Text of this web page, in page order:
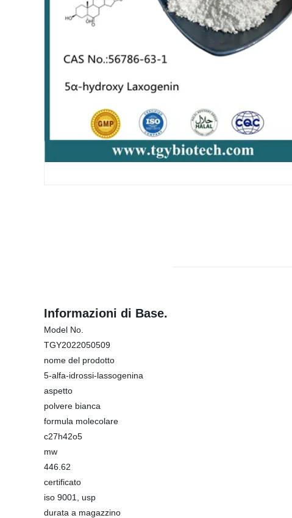
Informazioni di Base.
Model No.
TGY2022050509
nome del prodotto
5-alfa-idrossi-lassogenina
aspetto
polvere bianca
formula molecolare
c27h42o5
mw
446.62
certificato
iso 9001, usp
durata a magazzino